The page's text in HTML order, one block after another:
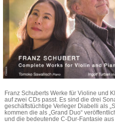
Franz Schuberts Werke für Violine und
auf zwei CDs passt. Es sind die drei
geschäftstüchtige Verleger Diabelli als
kommen die als „Grand Duo“
und die bedeutende C-Dur-Fantasie aus